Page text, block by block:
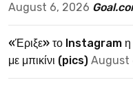
August 6, 2026
«Έριξε» το Instagram η
με μπικίνι (pics) August